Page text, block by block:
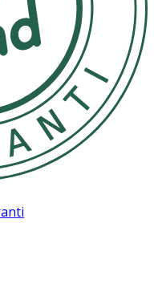
för direkt solljus
Glycol, Polyacrylic
Phenoxy- ethanol,
Citric Acid,
Gum,
CI 17200, CI 42090.